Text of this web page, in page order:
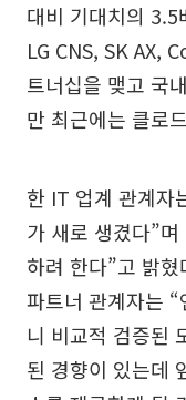
대비 기대치의 3.5
LG CNS, SK AX,
트너십을 맺고 국
만 최근에는 클로
한 IT 업계 관계자
가 새로 생겼다”
하려 한다”고 밝
파트너 관계자는
니 비교적 검증된
된 경향이 있는데